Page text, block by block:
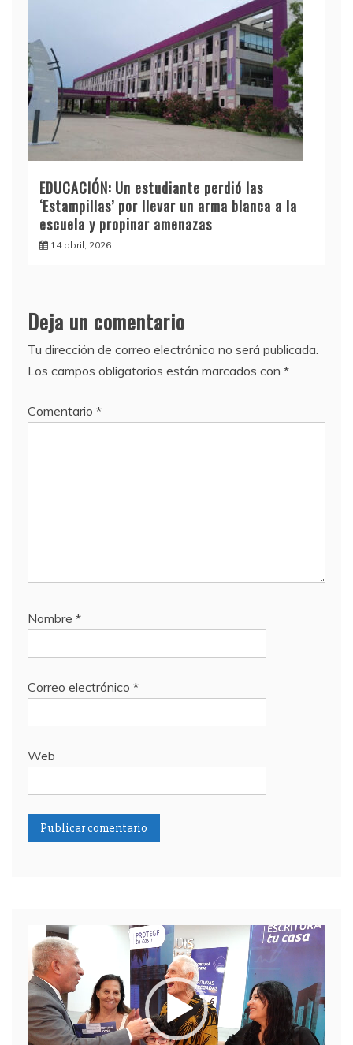
EDUCACIÓN: Un estudiante perdió las
‘Estampillas’ por llevar un arma blanca a la
escuela y propinar amenazas
14 abril, 2026
Deja un comentario
Tu dirección de correo electrónico no será publicada.
Los campos obligatorios están marcados con *
Comentario *
Nombre *
Correo electrónico *
Web
Reproductor
de
video